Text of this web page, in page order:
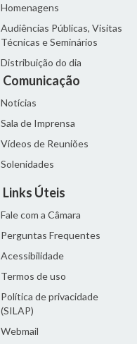
Homenagens
Audiências Públicas, Visitas
Técnicas e Seminários
Distribuição do dia
Comunicação
Notícias
Sala de Imprensa
Vídeos de Reuniões
Solenidades
Links Úteis
Fale com a Câmara
Perguntas Frequentes
Acessibilidade
Termos de uso
Política de privacidade
(SILAP)
Webmail